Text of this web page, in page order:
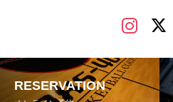
RESERVATION